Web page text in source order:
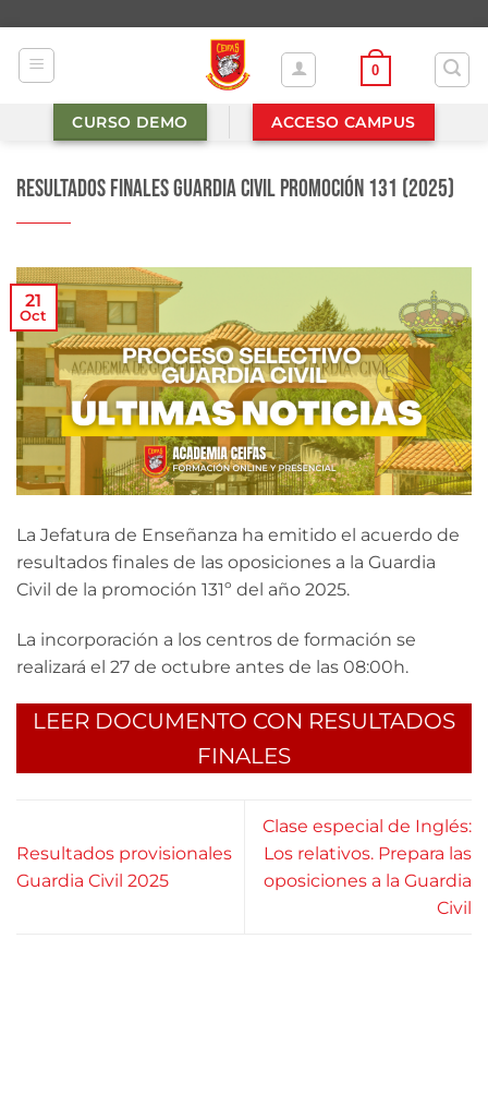
contenido
0
CURSO DEMO ACCESO CAMPUS
Resultados finales Guardia Civil Promoción 131 (2025)
21
Oct
La Jefatura de Enseñanza ha emitido el acuerdo de
resultados finales de las oposiciones a la Guardia
Civil de la promoción 131º del año 2025.
La incorporación a los centros de formación se
realizará el 27 de octubre antes de las 08:00h.
LEER DOCUMENTO CON RESULTADOS
FINALES
Resultados provisionales
Guardia Civil 2025
Clase especial de Inglés:
Los relativos. Prepara las
oposiciones a la Guardia
Civil